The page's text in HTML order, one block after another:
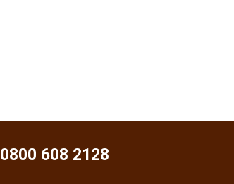
0800 608 2128